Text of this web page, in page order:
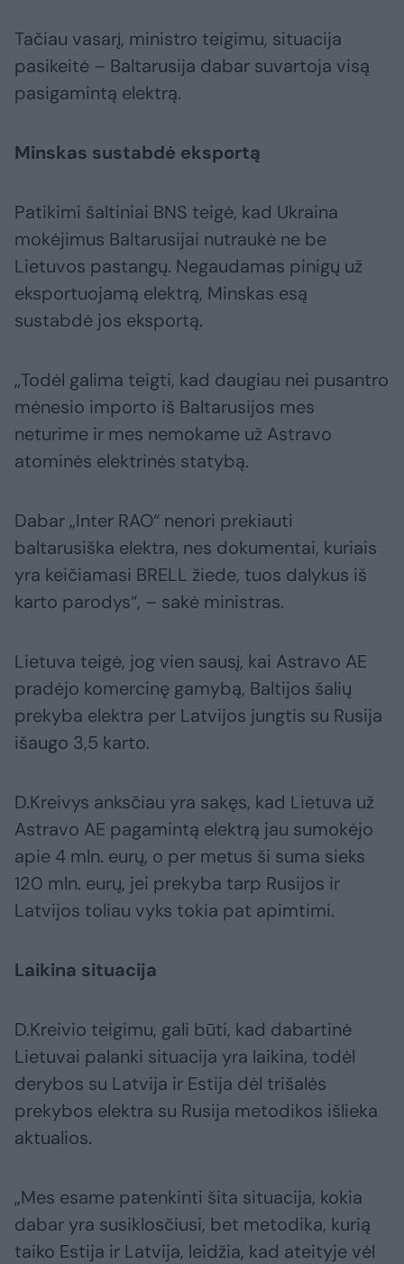
Tačiau vasarį, ministro teigimu, situacija
pasikeitė – Baltarusija dabar suvartoja visą
pasigamintą elektrą.
Minskas sustabdė eksportą
Patikimi šaltiniai BNS teigė, kad Ukraina
mokėjimus Baltarusijai nutraukė ne be
Lietuvos pastangų. Negaudamas pinigų už
eksportuojamą elektrą, Minskas esą
sustabdė jos eksportą.
„Todėl galima teigti, kad daugiau nei pusantro
mėnesio importo iš Baltarusijos mes
neturime ir mes nemokame už Astravo
atominės elektrinės statybą.
Dabar „Inter RAO“ nenori prekiauti
baltarusiška elektra, nes dokumentai, kuriais
yra keičiamasi BRELL žiede, tuos dalykus iš
karto parodys“, – sakė ministras.
Lietuva teigė, jog vien sausį, kai Astravo AE
pradėjo komercinę gamybą, Baltijos šalių
prekyba elektra per Latvijos jungtis su Rusija
išaugo 3,5 karto.
D.Kreivys anksčiau yra sakęs, kad Lietuva už
Astravo AE pagamintą elektrą jau sumokėjo
apie 4 mln. eurų, o per metus ši suma sieks
120 mln. eurų, jei prekyba tarp Rusijos ir
Latvijos toliau vyks tokia pat apimtimi.
Laikina situacija
D.Kreivio teigimu, gali būti, kad dabartinė
Lietuvai palanki situacija yra laikina, todėl
derybos su Latvija ir Estija dėl trišalės
prekybos elektra su Rusija metodikos išlieka
aktualios.
„Mes esame patenkinti šita situacija, kokia
dabar yra susiklosčiusi, bet metodika, kurią
taiko Estija ir Latvija, leidžia, kad ateityje vėl